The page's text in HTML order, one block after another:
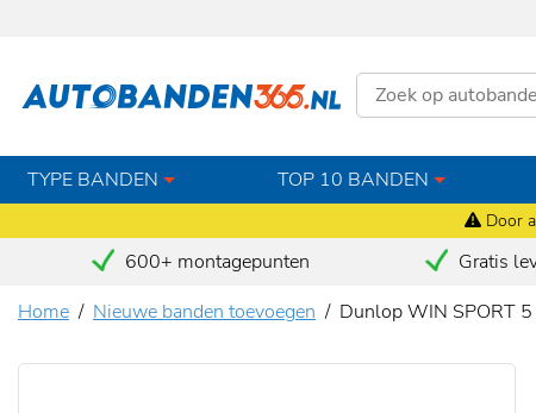
Door
TYPE BANDEN TOP 10 BANDEN
600+ montagepunten Gratis
Home
Nieuwe banden toevoegen Dunlop WIN SPORT